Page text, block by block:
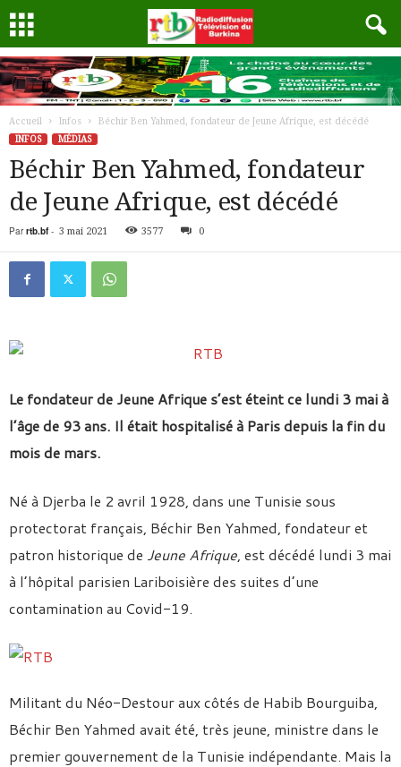
Accueil Infos
Béchir Ben Yahmed, fondateur de Jeune Afrique, est décédé
INFOS
MÉDIAS
Béchir Ben Yahmed, fondateur
de Jeune Afrique, est décédé
Par rtb.bf- 3 mai 2021 3577 0
Le fondateur de Jeune Afrique s’est éteint ce lundi 3 mai à
l’âge de 93 ans. Il était hospitalisé à Paris depuis la fin du
mois de mars.
Né à Djerba le 2 avril 1928, dans une Tunisie sous
protectorat français, Béchir Ben Yahmed, fondateur et
patron historique de Jeune Afrique, est décédé lundi 3 mai
à l’hôpital parisien Lariboisière des suites d’une
contamination au Covid-19.
Militant du Néo-Destour aux côtés de Habib Bourguiba,
Béchir Ben Yahmed avait été, très jeune, ministre dans le
premier gouvernement de la Tunisie indépendante. Mais la